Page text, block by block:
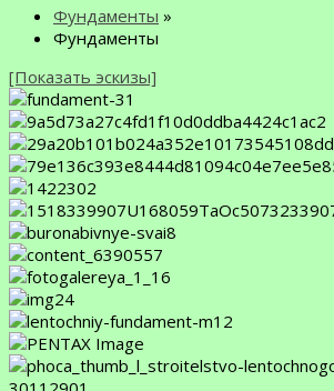
Фундаменты »
Фундаменты
[Показать эскизы]